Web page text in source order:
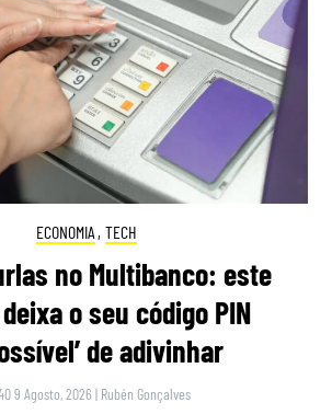
ECONOMIA , TECH
no Multibanco: este
o seu código PIN
de adivinhar
9 Agosto, 2026 | Rubén Gonçalves